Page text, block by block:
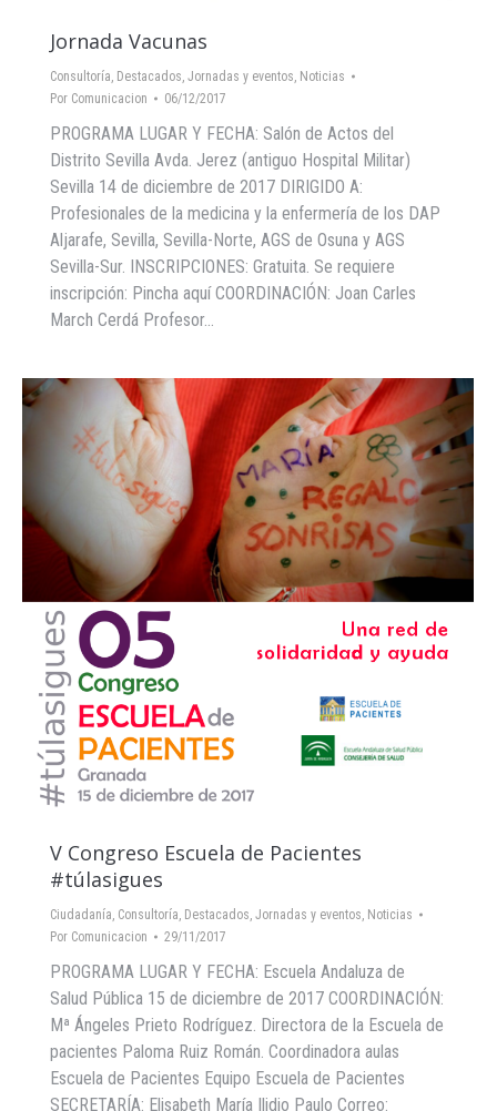
Jornada Vacunas
Consultoría, Destacados, Jornadas y eventos, Noticias
Por Comunicacion 06/12/2017
PROGRAMA LUGAR Y FECHA: Salón de Actos del
Distrito Sevilla Avda. Jerez (antiguo Hospital Militar)
Sevilla 14 de diciembre de 2017 DIRIGIDO A:
Profesionales de la medicina y la enfermería de los DAP
Aljarafe, Sevilla, Sevilla-Norte, AGS de Osuna y AGS
Sevilla-Sur. INSCRIPCIONES: Gratuita. Se requiere
inscripción: Pincha aquí COORDINACIÓN: Joan Carles
March Cerdá Profesor…
V Congreso Escuela de Pacientes
#túlasigues
Ciudadanía Consultoría Destacados Jornadas y eventos Noticias
Por Comunicacion 29/11/2017
PROGRAMA LUGAR Y FECHA: Escuela Andaluza de
Salud Pública 15 de diciembre de 2017 COORDINACIÓN:
Mª Ángeles Prieto Rodríguez. Directora de la Escuela de
pacientes Paloma Ruiz Román. Coordinadora aulas
Escuela de Pacientes Equipo Escuela de Pacientes
SECRETARÍA: Elisabeth María Ilidio Paulo Correo: